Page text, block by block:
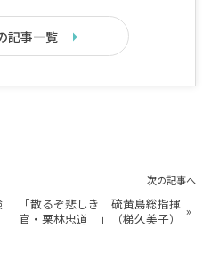
記事一覧
次の記事へ
「散るぞ悲しき 硫黄島総指揮
官・栗林忠道 」（梯久美子）
»